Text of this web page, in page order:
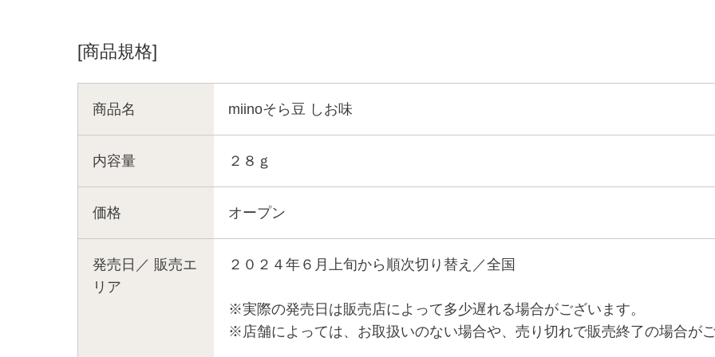
[商品規格]
商品名 miinoそら豆 しお味
内容量 ２８ｇ
価格 オープン
発売日／ 販売エ
リア
２０２４年６月上旬から順次切り替え／全国
※実際の発売日は販売店によって多少遅れる場合がございます。
※店舗によっては、お取扱いのない場合や、売り切れで販売終了の場合がご